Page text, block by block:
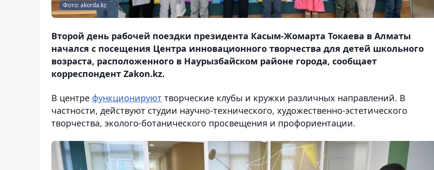
Фото: akorda.kz
Второй день рабочей поездки президента Касым-Жомарта Токаева в Алматы
начался с посещения Центра инновационного творчества для детей школьного
возраста, расположенного в Наурызбайском районе города, сообщает
корреспондент Zakon.kz.
В центре функционируют творческие клубы и кружки различных направлений. В
частности, действуют студии научно-технического, художественно-эстетического
творчества, эколого-ботанического просвещения и профориентации.